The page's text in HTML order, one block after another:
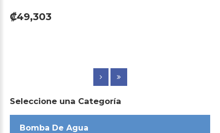
₡49,303
Seleccione una Categoría
Bomba De Agua